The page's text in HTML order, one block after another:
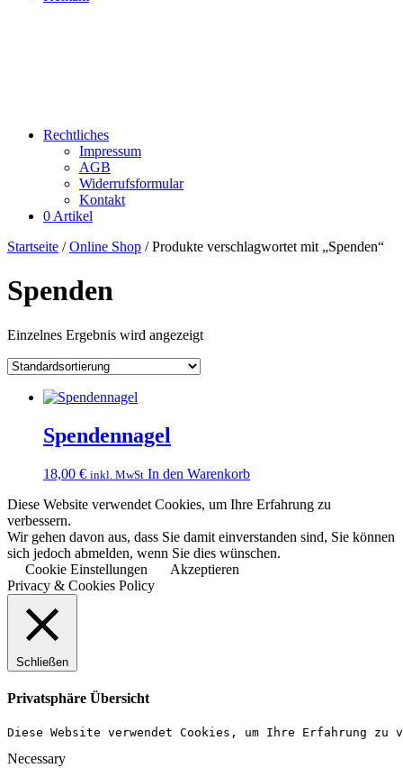
Rechtliches
Impressum
AGB
Widerrufsformular
Kontakt
0 Artikel
Startseite /Online Shop / Produkte verschlagwortet mit „Spenden“
Spenden
Einzelnes Ergebnis wird angezeigt
Spendennagel
18,00 € inkl. MwSt In den Warenkorb
Diese Website verwendet Cookies, um Ihre Erfahrung zu
verbessern.
Wir gehen davon aus, dass Sie damit einverstanden sind, Sie können
sich jedoch abmelden, wenn Sie dies wünschen.
Cookie Einstellungen
Akzeptieren
Privacy & Cookies Policy
Schließen
Privatsphäre Übersicht
Diese Website verwendet Cookies, um Ihre Erfahrung
Necessary